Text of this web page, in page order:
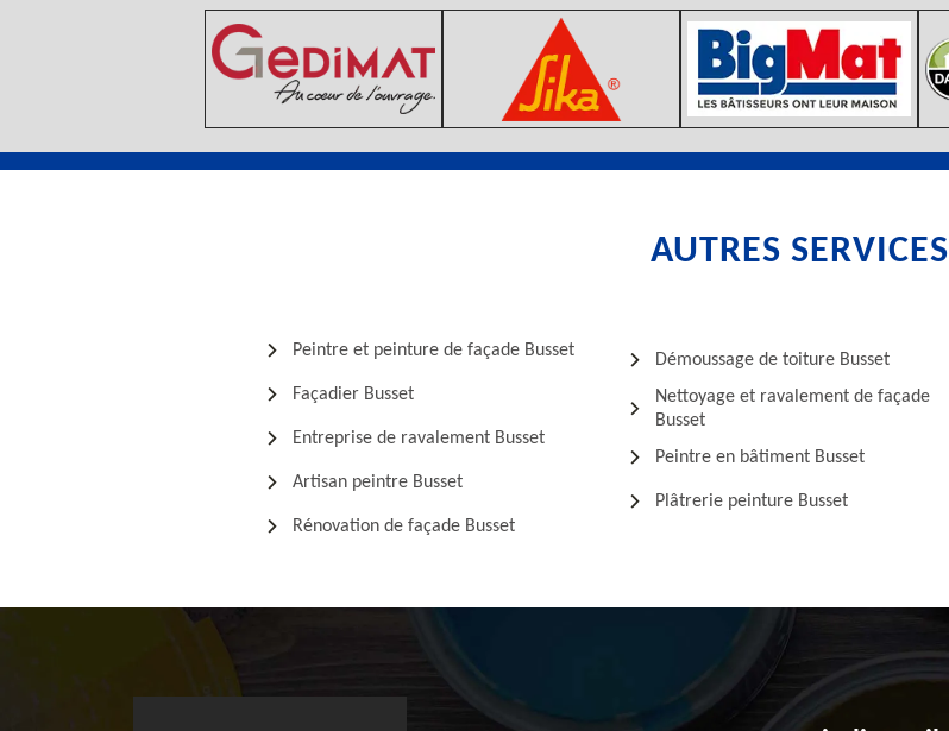
AUTRES SERVICES
Peintre et peinture de façade Busset
Façadier Busset
Entreprise de ravalement Busset
Artisan peintre Busset
Rénovation de façade Busset
Démoussage de toiture Busset
Nettoyage et ravalement de façade
Busset
Peintre en bâtiment Busset
Plâtrerie peinture Busset